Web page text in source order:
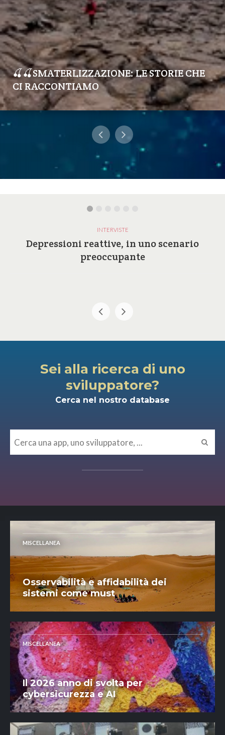
🍒🍒SMATERLIZZAZIONE: LE STORIE CHE
CI RACCONTIAMO
INTERVISTE
Depressioni reattive, in uno scenario
preoccupante
Sei alla ricerca di uno
sviluppatore?
Cerca nel nostro database
MISCELLANEA
Osservabilità e affidabilità dei
sistemi come must
MISCELLANEA
Il 2026 anno di svolta per
cybersicurezza e AI